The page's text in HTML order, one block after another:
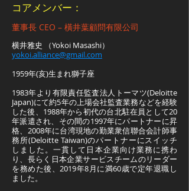
コアメンバー：
董事長 CEO – 橫井葉顧問有限公司
横井雅史 （Yokoi Masashi）
yokoi.alliance@gmail.com
1959年(亥)生まれ獅子座
1983年より有限責任監査法人トーマツ(Deloitte
Japan)にて約5年の上場会社監査業務などを経験
した後、1988年から初代の台北駐在員として20
年派遣され、その間の1997年にパートナーに昇
格、2008年に台湾現地の勤業衆信聯合会計師事
務所(Deloitte Taiwan)のパートナーにスイッチ
しました。一貫して日本企業向け業務に携わ
り、長らく日本企業サービスチームのリーダー
を務めた後、2019年8月に満60歳で定年退職し
ました。